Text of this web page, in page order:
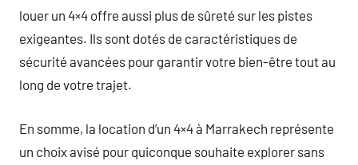
louer un 4×4 offre aussi plus de sûreté sur les pistes
exigeantes. Ils sont dotés de caractéristiques de
sécurité avancées pour garantir votre bien-être tout au
long de votre trajet.
En somme, la location d’un 4×4 à Marrakech représente
un choix avisé pour quiconque souhaite explorer sans